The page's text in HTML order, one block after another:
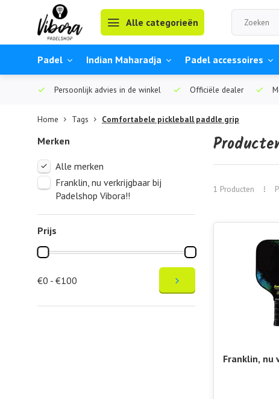
Alle categorieën
Padel Indian Maharadja Padel accessoires
Persoonlijk advies in de winkel Officiële dealer
Home Tags Comfortabele pickleball paddle grip
Merken
Alle merken
Franklin, nu verkrijgbaar bij
Padelshop Vibora!!
Prijs
€0 - €100
1 Producten
Franklin, nu